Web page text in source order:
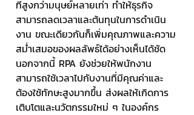
ที่สูงกว่ามนุษย์หลายเท่า ทำให้ธุรกิจ
สามารถลดเวลาและต้นทุนในการดำเนิน
งาน ขณะเดียวกันก็เพิ่มคุณภาพและความ
สม่ำเสมอของผลลัพธ์ได้อย่างเห็นได้ชัด
นอกจากนี้ RPA ยังช่วยให้พนักงาน
สามารถใช้เวลาไปกับงานที่มีคุณค่าและ
ต้องใช้ทักษะสูงมากขึ้น ส่งผลให้เกิดการ
เติบโตและนวัตกรรมใหม่ ๆ ในองค์กร